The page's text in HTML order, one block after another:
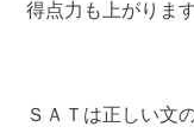
得点力も上がりま
ＳＡＴは正しい文